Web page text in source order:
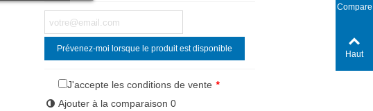
Prévenez-moi lorsque le produit est disponible
J'accepte les conditions de vente *
Ajouter à la comparaison 0
Compare
Haut